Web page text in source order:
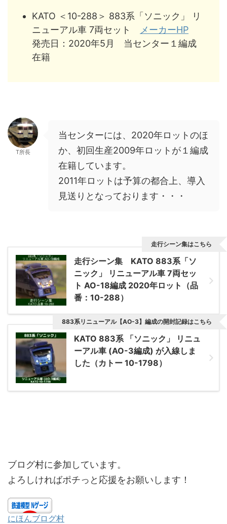
KATO ＜10-288＞ 883系「ソニック」 リ
ニューアル車 7両セット
メーカーHP
発売日：2020年5月 当センター１編成
在籍
T所長
当センターには、2020年ロットのほ
か、初回生産2009年ロットが１編成
在籍しています。
2011年ロットは予算の都合上、導入
見送りとなっております・・・
走行シーン集 KATO 883系「ソ
ニック」 リニューアル車 7両セッ
ト AO-18編成 2020年ロット（品
番：10-288）
走行シーン集はこちら
KATO 883系 「ソニック」 リニュ
ーアル車 (AO-3編成) が入線しま
した（カトー 10-1798）
883系リニューアル【AO-3】編成の開封記録はこちら
ブログ村に参加しています。
よろしければポチっと応援をお願いします！
にほんブログ村